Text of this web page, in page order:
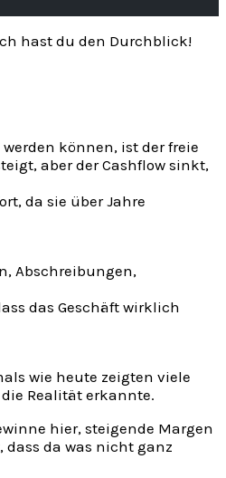
hast du den Durchblick!
können, ist der freie
aber der Cashflow sinkt,
da sie über Jahre
Abschreibungen,
das Geschäft wirklich
wie heute zeigten viele
Realität erkannte.
hier, steigende Margen
da was nicht ganz